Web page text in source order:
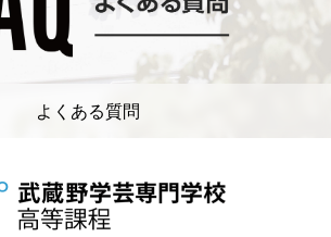
よくある質問